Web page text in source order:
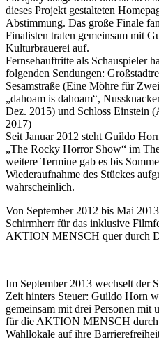
dieses Projekt gestalteten
Abstimmung. Das große Finale
Finalisten traten gemeinsam mit
Kulturbrauerei auf.
Fernsehauftritte als Schauspieler
folgenden Sendungen:
Sesamstraße (Eine Möhre für
„dahoam is dahoam“,
Dez. 2015) und Schloss Einstein
2017)
Seit Januar 2012 steht Guildo
„The Rocky Horror Show“ im
weitere Termine gab es bis
Wiederaufnahme des Stückes
wahrscheinlich.
Von September 2012 bis Mai
Schirmherr für das inklusive
AKTION MENSCH quer durch
Im September 2013 wechselt der
Zeit hinters Steuer: Guildo Horn
gemeinsam mit drei Personen mit
für die AKTION MENSCH durch
Wahllokale auf ihre